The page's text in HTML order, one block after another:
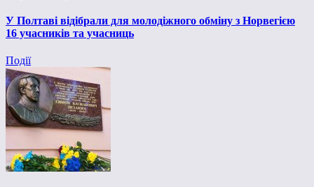
У Полтаві відібрали для молодіжного обміну з Норвегією
16 учасників та учасниць
Події